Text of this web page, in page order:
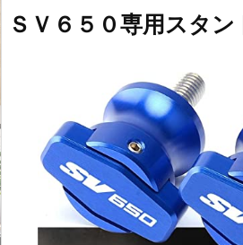
ＳＶ６５０専用スタン